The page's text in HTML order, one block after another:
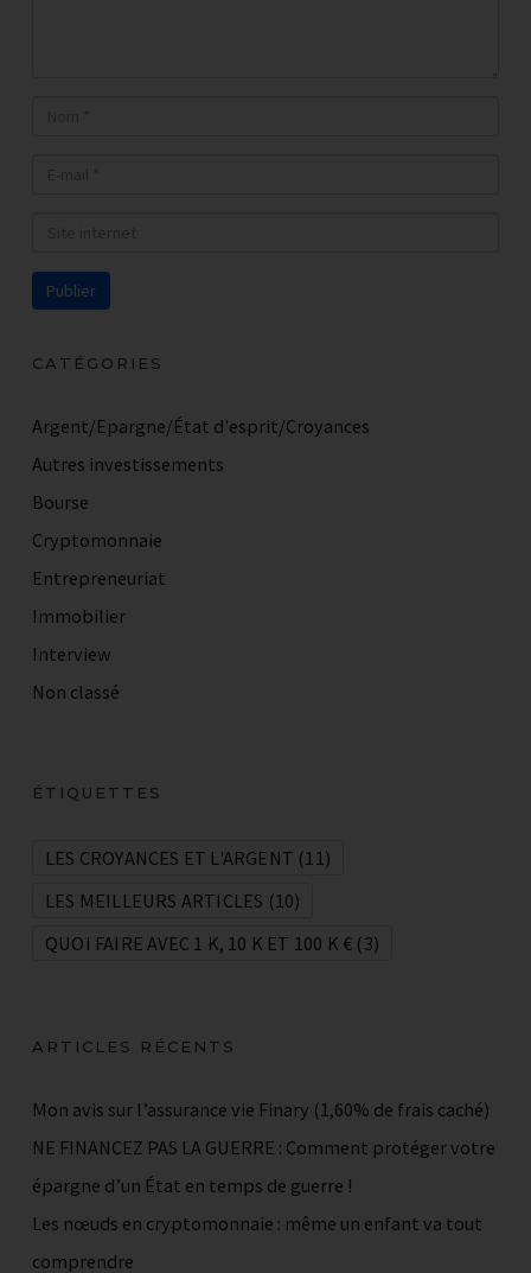
CATÉGORIES
Argent/Epargne/État d'esprit/Croyances
Autres investissements
Bourse
Cryptomonnaie
Entrepreneuriat
Immobilier
Interview
Non classé
ÉTIQUETTES
LES CROYANCES ET L'ARGENT (11)
LES MEILLEURS ARTICLES (10)
QUOI FAIRE AVEC 1 K, 10 K ET 100 K € (3)
ARTICLES RÉCENTS
Mon avis sur l’assurance vie Finary (1,60% de frais caché)
NE FINANCEZ PAS LA GUERRE : Comment protéger votre
épargne d’un État en temps de guerre !
Les nœuds en cryptomonnaie : même un enfant va tout
comprendre